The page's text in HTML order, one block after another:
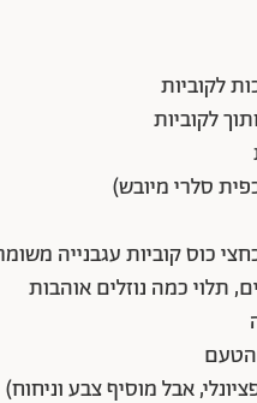
הטעם
אבל מוסיף צבע וניחוח)